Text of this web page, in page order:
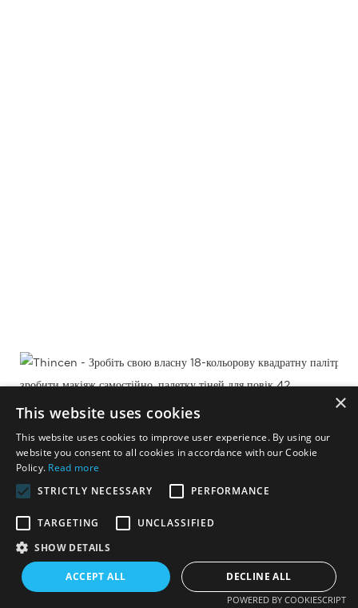
×
This website uses cookies
This website uses cookies to improve user experience. By using our
website you consent to all cookies in accordance with our Cookie
Policy. Read more
STRICTLY NECESSARY
PERFORMANCE
TARGETING
UNCLASSIFIED
SHOW DETAILS
ACCEPT ALL DECLINE ALL
POWERED BY COOKIESCRIPT